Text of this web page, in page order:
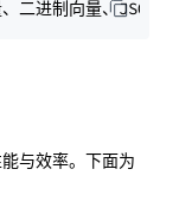
与效率。下面为